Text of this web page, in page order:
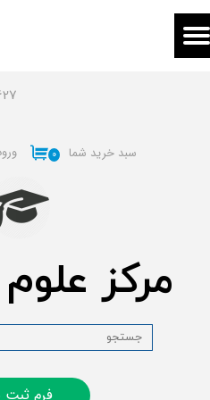
مرکز
۰ سبد خرید شما
حساب کاربری من
خروج از حساب کاربری